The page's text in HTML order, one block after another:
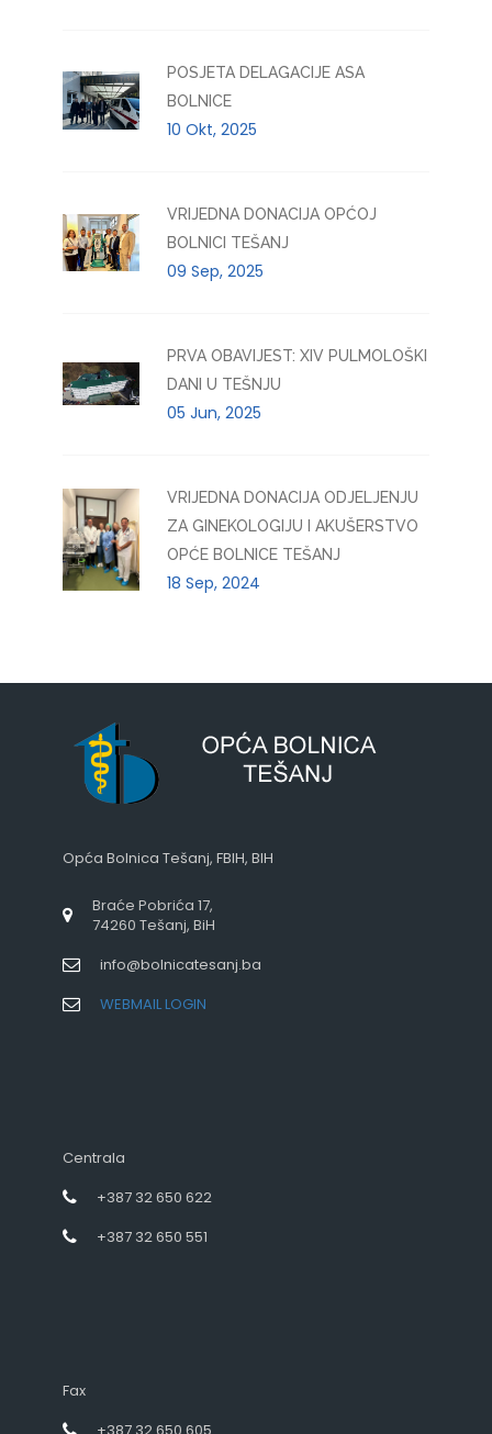
POSJETA DELAGACIJE ASA
BOLNICE
10 Okt, 2025
VRIJEDNA DONACIJA OPĆOJ
BOLNICI TEŠANJ
09 Sep, 2025
PRVA OBAVIJEST: XIV PULMOLOŠKI
DANI U TEŠNJU
05 Jun, 2025
VRIJEDNA DONACIJA ODJELJENJU
ZA GINEKOLOGIJU I AKUŠERSTVO
OPĆE BOLNICE TEŠANJ
18 Sep, 2024
Opća Bolnica Tešanj, FBIH, BIH
Braće Pobrića 17,
74260 Tešanj, BiH
info@bolnicatesanj.ba
WEBMAIL LOGIN
Centrala
+387 32 650 622
+387 32 650 551
Fax